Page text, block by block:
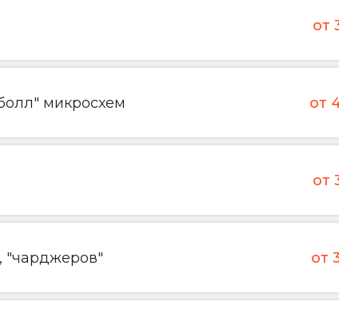
от
микросхем от
от
"чарджеров" от